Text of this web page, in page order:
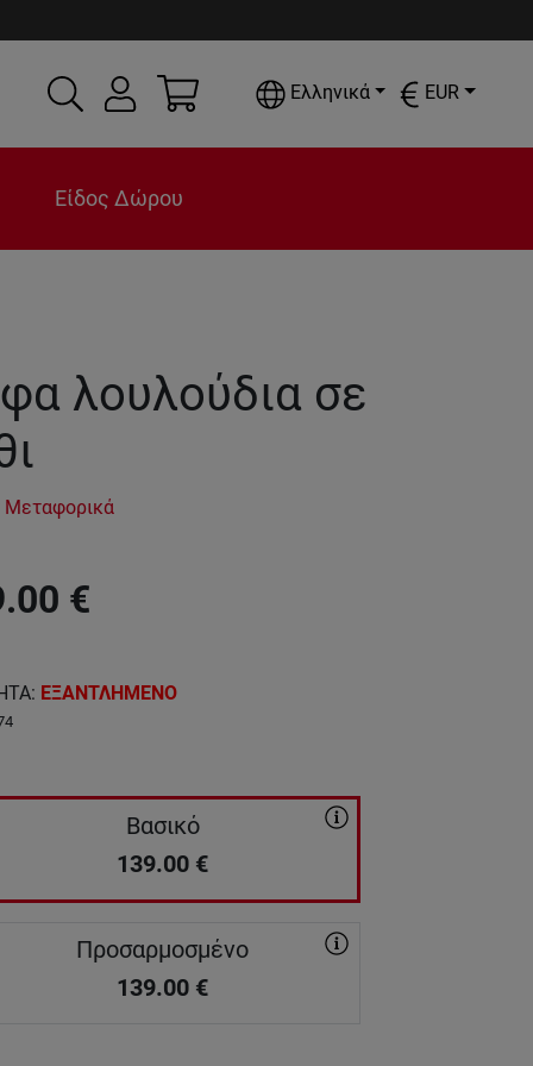
Ελληνικά EUR
Είδος Δώρου
λουλούδια σε
€
: ΕΞΑΝΤΛΗΜΕΝΟ
Βασικό
139.00 €
Προσαρμοσμένο
139.00 €